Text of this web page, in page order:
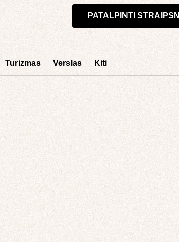
PATALPINTI STRAIPSNĮ
Turizmas Verslas Kiti